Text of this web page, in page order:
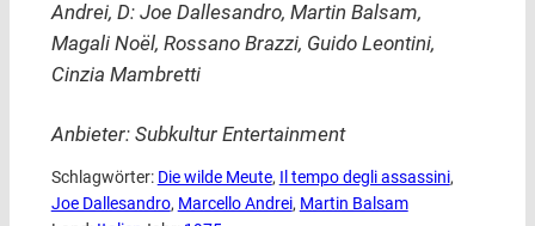
Andrei, D: Joe Dallesandro, Martin Balsam,
Magali Noël, Rossano Brazzi, Guido Leontini,
Cinzia Mambretti
Anbieter: Subkultur Entertainment
Schlagwörter: Die wilde Meute, Il tempo degli assassini
Joe Dallesandro, Marcello Andrei, Martin Balsam